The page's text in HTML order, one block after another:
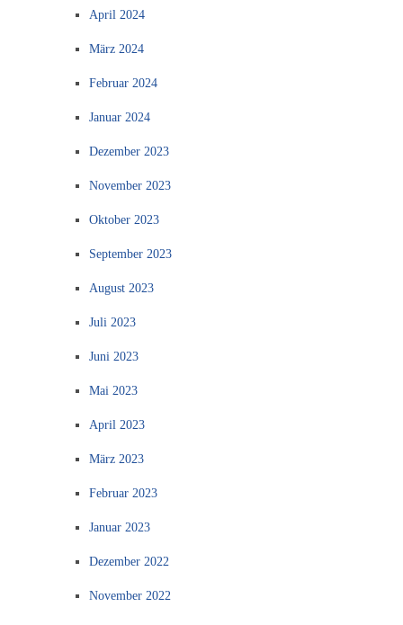
April 2024
März 2024
Februar 2024
Januar 2024
Dezember 2023
November 2023
Oktober 2023
September 2023
August 2023
Juli 2023
Juni 2023
Mai 2023
April 2023
März 2023
Februar 2023
Januar 2023
Dezember 2022
November 2022